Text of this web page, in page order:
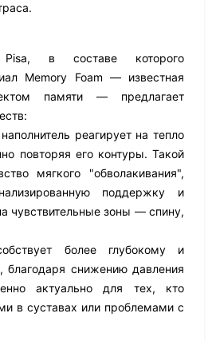
в составе которого
Memory Foam — известная
памяти — предлагает
реагирует на тепло
повторяя его контуры. Такой
мягкого "обволакивания",
поддержку и
чувствительные зоны — спину,
более глубокому и
благодаря снижению давления
актуально для тех, кто
в суставах или проблемами с